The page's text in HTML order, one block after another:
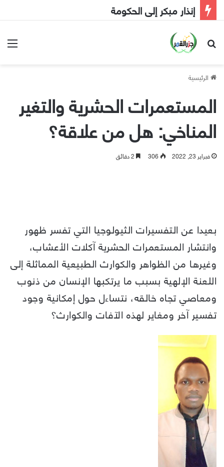
إنذار مبكر إلى الحكومة
بحث عن
الرئيسية
المستعمرات الحشرية والتغير
المناخي: هل من علاقة؟
فبراير 23, 2022 306
بعيدا عن التفسيرات الثيولوجيا التي تفسر ظهور
وانتشار المستعمرات الحشرية آكلات الأعشاب،
وغيرها من الظواهر والكوارث الطبيعية المماثلة إلى
اللعنة الإلهية بسبب ما يرتكبها الإنسان من ذنوب
ومعاصي تجاه خالقه، نتساءل حول إمكانية وجود
تفسير آخر ومغاير لهذه الآفات والكوارث؟